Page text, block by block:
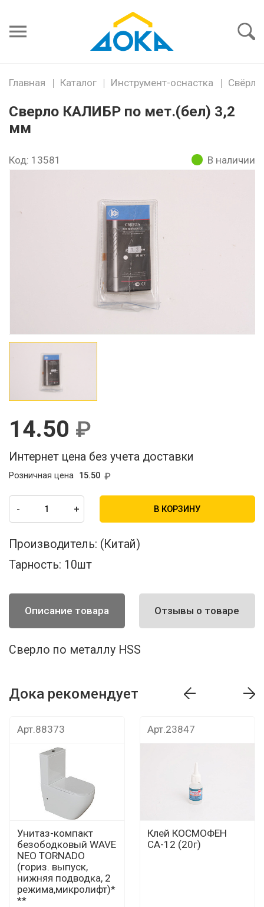
пароль
Главная Каталог Инструмент-оснастка
Сверло КАЛИБР по мет.(бел) 3,2
мм
Код: 13581 В наличии
14.50
Интернет цена без учета доставки
15.50
Розничная цена
- + В КОРЗИНУ
Производитель: (Китай)
Тарность: 10шт
Описание товара Отзывы о товаре
Сверло по металлу HSS
Дока рекомендует
Арт.88373
Унитаз-компакт
безободковый WAVE
NEO TORNADO
(гориз. выпуск,
нижняя подводка, 2
режима,микролифт)*
**
Арт.23847
Клей КОСМОФЕН
СА-12 (20г)
Дока рекомендует Дока